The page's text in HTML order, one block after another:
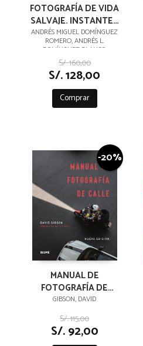
FOTOGRAFÍA DE VIDA
SALVAJE. INSTANTES
MÁGICOS
ANDRÉS MIGUEL DOMÍNGUEZ
ROMERO, ANDRÉS L.
DOMÍNGUEZ BLANCO
S/. 160,00
S/. 128,00
Comprar
-20%
MANUAL DE
FOTOGRAFÍA DE
CALLE
GIBSON, DAVID
S/. 115,00
S/. 92,00